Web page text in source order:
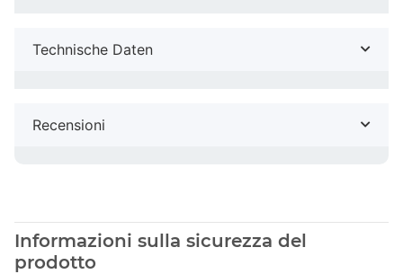
Technische Daten
Recensioni
Informazioni sulla sicurezza del
prodotto